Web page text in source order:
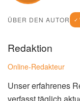
ÜBER DEN AUTOR ✓
Redaktion
Online-Redakteur
Unser erfahrenes
verfasst täglich